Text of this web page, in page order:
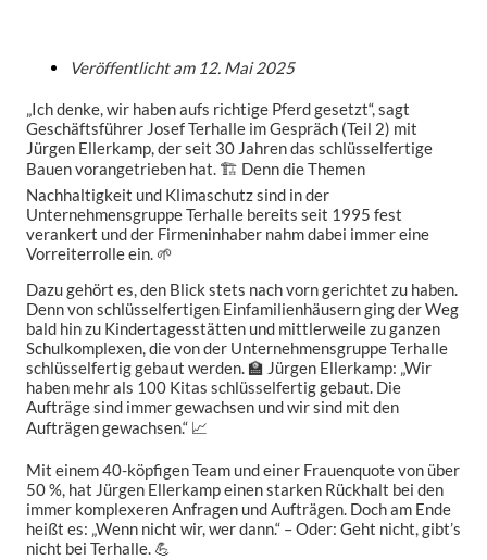
Veröffentlicht am 12. Mai 2025
„Ich denke, wir haben aufs richtige Pferd gesetzt“, sagt
Geschäftsführer Josef Terhalle im Gespräch (Teil 2) mit
Jürgen Ellerkamp, der seit 30 Jahren das schlüsselfertige
Bauen vorangetrieben hat. 🏗️ Denn die Themen
Nachhaltigkeit und Klimaschutz sind in der
Unternehmensgruppe Terhalle bereits seit 1995 fest
verankert und der Firmeninhaber nahm dabei immer eine
Vorreiterrolle ein. 🌱
Dazu gehört es, den Blick stets nach vorn gerichtet zu haben.
Denn von schlüsselfertigen Einfamilienhäusern ging der Weg
bald hin zu Kindertagesstätten und mittlerweile zu ganzen
Schulkomplexen, die von der Unternehmensgruppe Terhalle
schlüsselfertig gebaut werden. 🏫 Jürgen Ellerkamp: „Wir
haben mehr als 100 Kitas schlüsselfertig gebaut. Die
Aufträge sind immer gewachsen und wir sind mit den
Aufträgen gewachsen.“ 📈
Mit einem 40-köpfigen Team und einer Frauenquote von über
50 %, hat Jürgen Ellerkamp einen starken Rückhalt bei den
immer komplexeren Anfragen und Aufträgen. Doch am Ende
heißt es: „Wenn nicht wir, wer dann.“ – Oder: Geht nicht, gibt’s
nicht bei Terhalle. 💪